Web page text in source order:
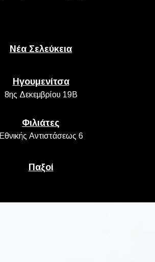
Νέα Σελεύκεια
Ηγουμενίτσα
8ης Δεκεμβρίου 19Β
Φιλιάτες
Εθνικής Αντιστάσεως 6
Παξοί